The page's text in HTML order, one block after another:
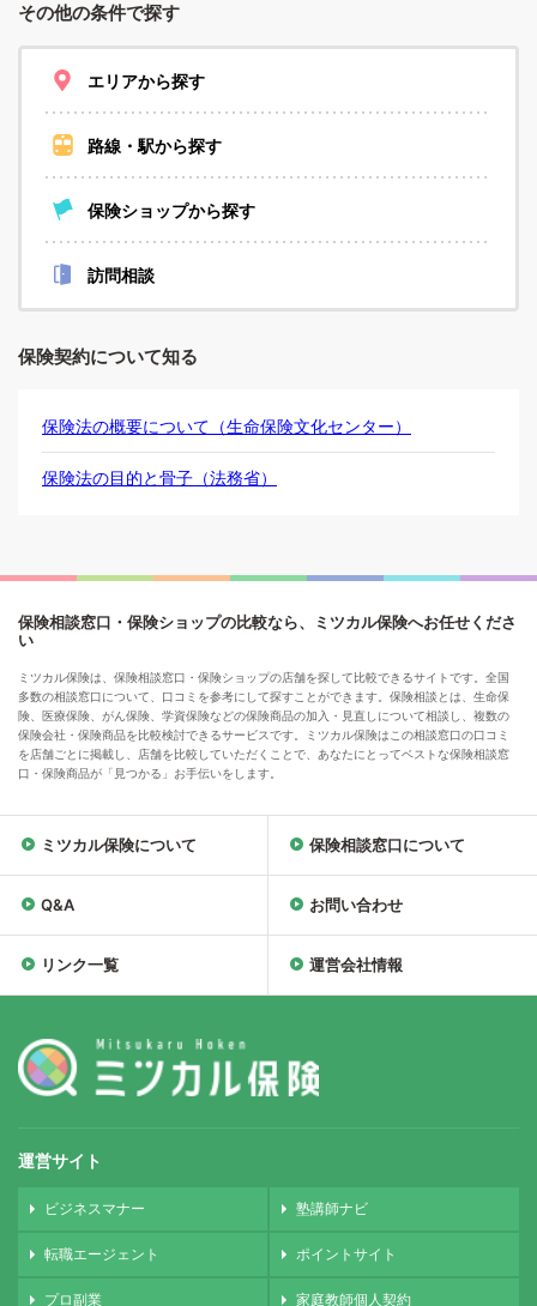
その他の条件で探す
エリアから探す
路線・駅から探す
保険ショップから探す
訪問相談
保険契約について知る
保険法の概要について（生命保険文化センター）
保険法の目的と骨子（法務省）
保険相談窓口・保険ショップの比較なら、ミツカル保険へお任せくださ
い
ミツカル保険は、保険相談窓口・保険ショップの店舗を探して比較できるサイトです。全国
多数の相談窓口について、口コミを参考にして探すことができます。保険相談とは、生命保
険、医療保険、がん保険、学資保険などの保険商品の加入・見直しについて相談し、複数の
保険会社・保険商品を比較検討できるサービスです。ミツカル保険はこの相談窓口の口コミ
を店舗ごとに掲載し、店舗を比較していただくことで、あなたにとってベストな保険相談窓
口・保険商品が「見つかる」お手伝いをします。
ミツカル保険について 保険相談窓口について
Q&A お問い合わせ
リンク一覧 運営会社情報
運営サイト
ビジネスマナー 塾講師ナビ
転職エージェント ポイントサイト
プロ副業 家庭教師個人契約